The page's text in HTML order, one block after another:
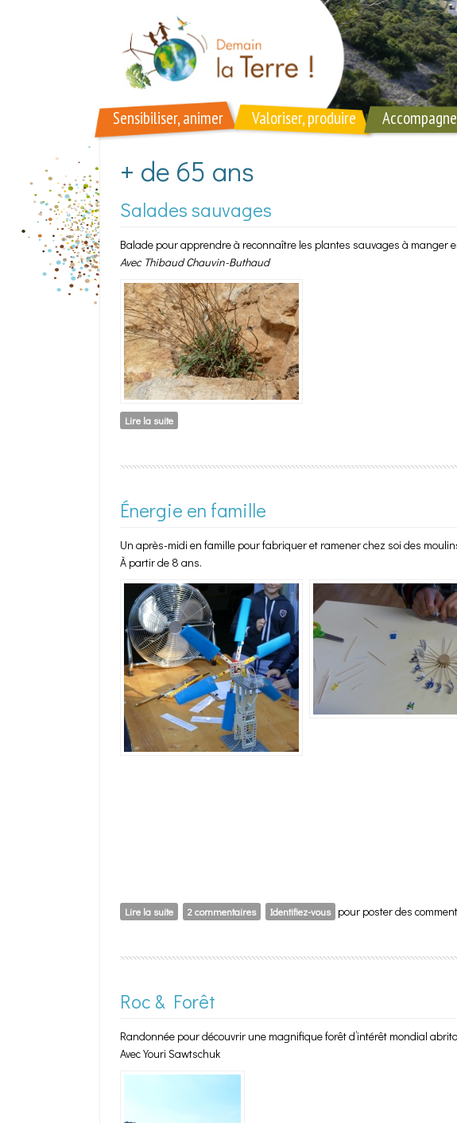
Sensibiliser, animer Valoriser, produire
+ de 65 ans
Salades sauvages
Balade pour apprendre à reconnaître les plantes sauvages à manger
Avec Thibaud Chauvin-Buthaud
Lire la suitede Salades sauvages
Énergie en famille
Un après-midi en famille pour fabriquer et ramener chez soi des
À partir de 8 ans.
Lire la suitede Énergie en famille
2 commentaires Identifiez-vous pour poster des
Roc & Forêt
Randonnée pour découvrir une magnifique forêt d’intérêt mondial
Avec Youri Sawtschuk